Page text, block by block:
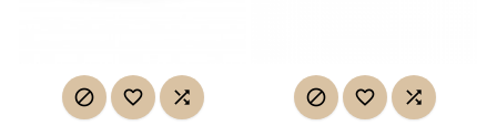
     